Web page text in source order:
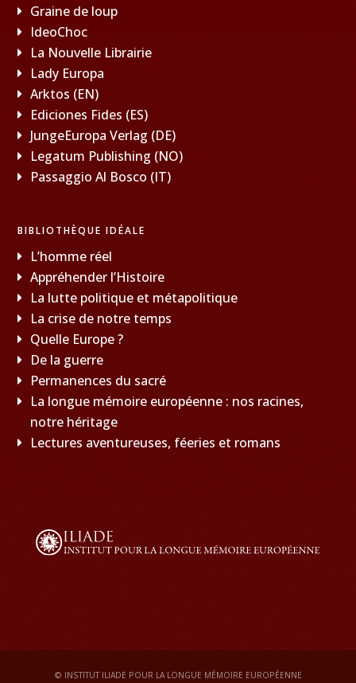
Graine de loup
IdeoChoc
La Nouvelle Librairie
Lady Europa
Arktos (EN)
Ediciones Fides (ES)
JungeEuropa Verlag (DE)
Legatum Publishing (NO)
Passaggio Al Bosco (IT)
BIBLIOTHÈQUE IDÉALE
L’homme réel
Appréhender l’Histoire
La lutte politique et métapolitique
La crise de notre temps
Quelle Europe ?
De la guerre
Permanences du sacré
La longue mémoire européenne : nos racines,
notre héritage
Lectures aventureuses, féeries et romans
© INSTITUT ILIADE POUR LA LONGUE MÉMOIRE EUROPÉENNE